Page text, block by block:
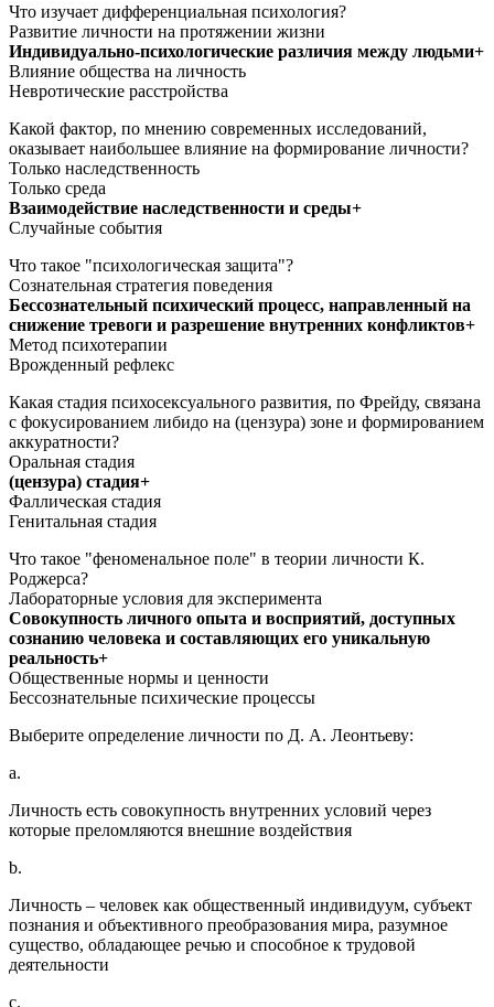
Что изучает дифференциальная психология?
Развитие личности на протяжении жизни
Индивидуально-психологические различия между людьми+
Влияние общества на личность
Невротические расстройства
Какой фактор, по мнению современных исследований,
оказывает наибольшее влияние на формирование личности?
Только наследственность
Только среда
Взаимодействие наследственности и среды+
Случайные события
Что такое "психологическая защита"?
Сознательная стратегия поведения
Бессознательный психический процесс, направленный на
снижение тревоги и разрешение внутренних конфликтов+
Метод психотерапии
Врожденный рефлекс
Какая стадия психосексуального развития, по Фрейду, связана
с фокусированием либидо на (цензура) зоне и формированием
аккуратности?
Оральная стадия
(цензура) стадия+
Фаллическая стадия
Генитальная стадия
Что такое "феноменальное поле" в теории личности К.
Роджерса?
Лабораторные условия для эксперимента
Совокупность личного опыта и восприятий, доступных
сознанию человека и составляющих его уникальную
реальность+
Общественные нормы и ценности
Бессознательные психические процессы
Выберите определение личности по Д. А. Леонтьеву:
a.
Личность есть совокупность внутренних условий через
которые преломляются внешние воздействия
b.
Личность – человек как общественный индивидуум, субъект
познания и объективного преобразования мира, разумное
существо, обладающее речью и способное к трудовой
деятельности
c.